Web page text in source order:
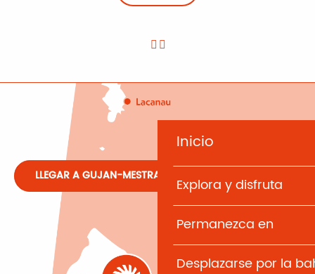
Inicio
Explora y disfruta
Permanezca en
Desplazarse por la
LLEGAR A GUJAN-MESTRAS